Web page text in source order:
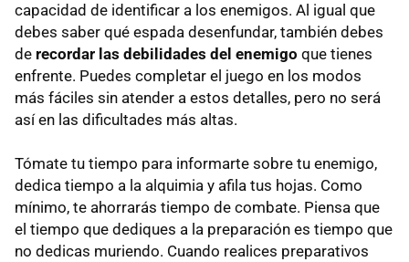
capacidad de identificar a los enemigos. Al igual que
debes saber qué espada desenfundar, también debes
de recordar las debilidades del enemigo que tienes
enfrente. Puedes completar el juego en los modos
más fáciles sin atender a estos detalles, pero no será
así en las dificultades más altas.
Tómate tu tiempo para informarte sobre tu enemigo,
dedica tiempo a la alquimia y afila tus hojas. Como
mínimo, te ahorrarás tiempo de combate. Piensa que
el tiempo que dediques a la preparación es tiempo que
no dedicas muriendo. Cuando realices preparativos